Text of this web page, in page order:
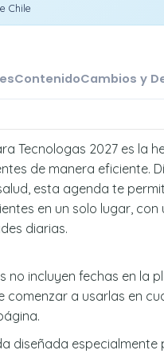
Chile
ContenidoCambios y
Tecnologas 2027 es la
de manera eficiente.
esta agenda te
en un solo lugar,
diarias.
no incluyen fechas en la
comenzar a usarlas en
diseñada